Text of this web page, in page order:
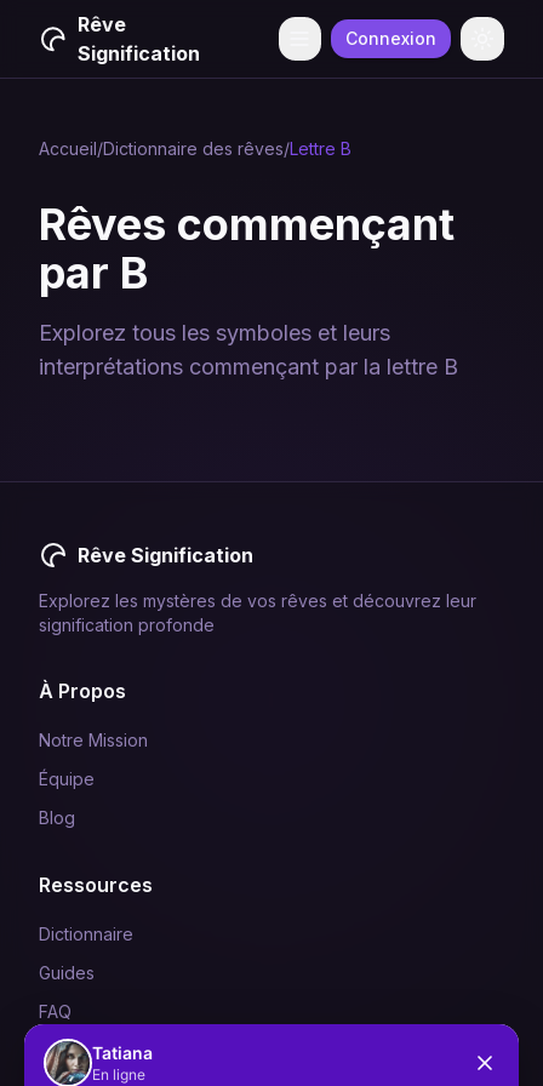
Rêve
Signification
Menu Connexion
Accueil/Dictionnaire des rêves/Lettre B
Rêves commençant
par B
Explorez tous les symboles et leurs
interprétations commençant par la lettre B
Rêve Signification
Explorez les mystères de vos rêves et découvrez leur
signification profonde
À Propos
Notre Mission
Équipe
Blog
Ressources
Dictionnaire
Guides
FAQ
Légal
Tatiana
En ligne